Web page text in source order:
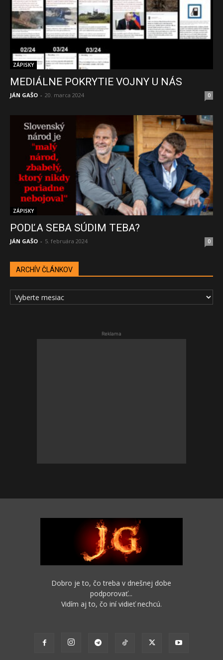
ZÁPISKY
MEDIÁLNE POKRYTIE VOJNY U NÁS
JÁN GAŠO - 20. marca 2024 0
ZÁPISKY
PODĽA SEBA SÚDIM TEBA?
JÁN GAŠO - 5. februára 2024 0
ARCHÍV ČLÁNKOV
ARCHÍV
ČLÁNKOV
Reklama
Dobro je to, čo treba v dnešnej dobe
podporovať...
Vidím aj to, čo iní vidieť nechcú.